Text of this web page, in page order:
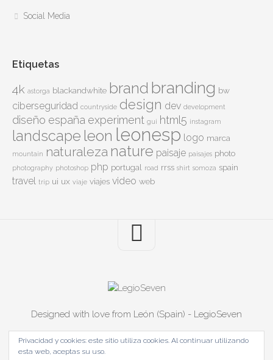
Privacidad y cookies: este sitio utiliza cookies. Al continuar utilizando
esta web, aceptas su uso.
Social Media
Etiquetas
4k astorga blackandwhite brand branding bw
ciberseguridad countryside design dev development
diseño españa experiment gui html5 instagram
landscape leon leonesp logo marca
mountain naturaleza nature paisaje paisajes photo
photography photoshop php portugal road rrss shirt somoza spain
travel trip ui ux viaje viajes video web
Designed with love from León (Spain) - LegioSeven